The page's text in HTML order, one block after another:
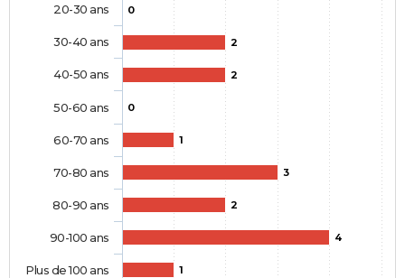
0
2
2
0
1
3
2
4
1
20-30 ans
30-40 ans
40-50 ans
50-60 ans
60-70 ans
70-80 ans
80-90 ans
90-100 ans
Plus de 100 ans